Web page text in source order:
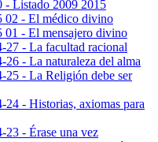
- Listado 2009 2015
02 - El médico divino
01 - El mensajero divino
27 - La facultad racional
- La naturaleza del alma
25 - La Religión debe ser
- Historias, axiomas para
23 - Érase una vez